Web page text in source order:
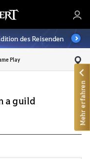
des Reisenden
Play
a guild Mehr erfahren